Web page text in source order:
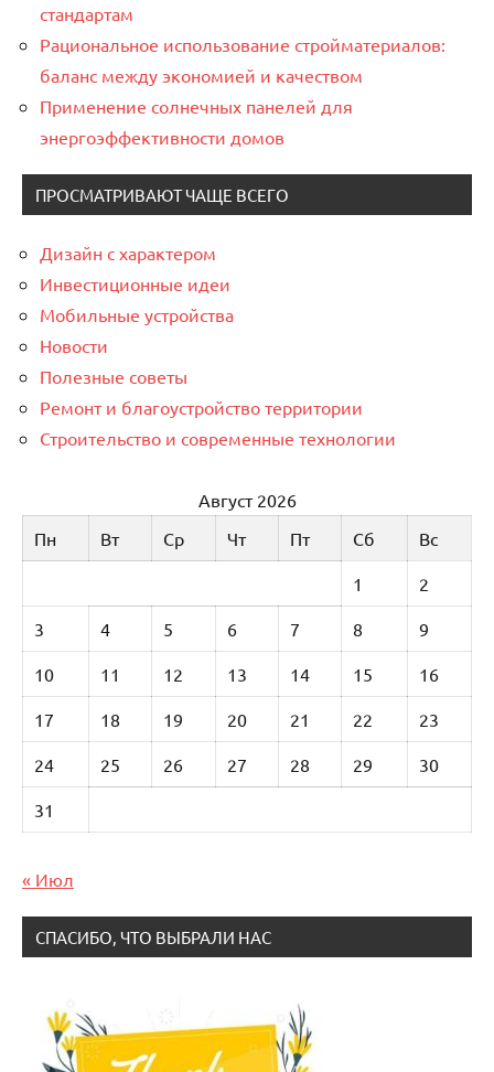
стандартам
Рациональное использование стройматериалов:
баланс между экономией и качеством
Применение солнечных панелей для
энергоэффективности домов
ПРОСМАТРИВАЮТ ЧАЩЕ ВСЕГО
Дизайн с характером
Инвестиционные идеи
Мобильные устройства
Новости
Полезные советы
Ремонт и благоустройство территории
Строительство и современные технологии
Август 2026
Пн
Вт Ср Чт Пт Сб Вс
1 2
3 4 5 6 7 8 9
10 11 12 13 14 15 16
17 18 19 20 21 22 23
24 25 26 27 28 29 30
31
« Июл
СПАСИБО, ЧТО ВЫБРАЛИ НАС